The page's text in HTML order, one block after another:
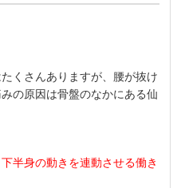
くさんありますが、腰が抜け
の原因は骨盤のなかにある仙
半身の動きを連動させる働き